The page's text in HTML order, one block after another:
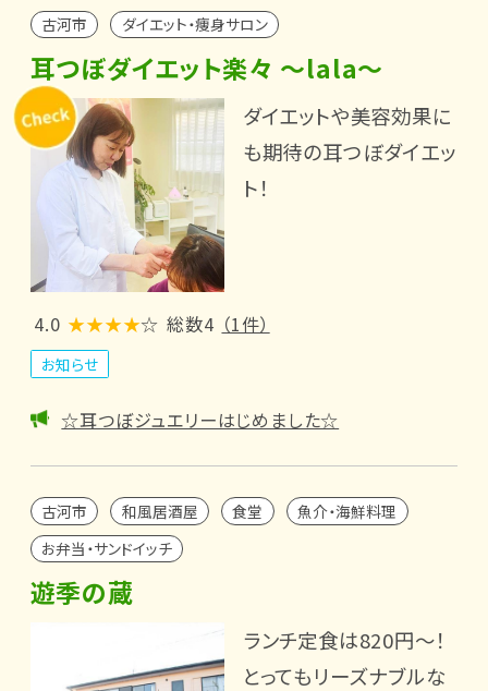
古河市 ダイエット・痩身サロン
耳つぼダイエット楽々 ～lala～
ダイエットや美容効果に
も期待の耳つぼダイエッ
ト！
4.0 ★★★★☆ 総数4 （1件）
お知らせ
☆耳つぼジュエリーはじめました☆
古河市 和風居酒屋 食堂
魚介・海鮮料理
お弁当・サンドイッチ
遊季の蔵
ランチ定食は820円～！
とってもリーズナブルな